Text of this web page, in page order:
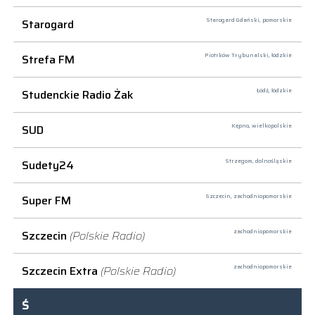
Starogard Starogard Gdański, pomorskie
Strefa FM Piotrków Trybunalski, łódzkie
Studenckie Radio Żak Łódź, łódzkie
SUD Kępno, wielkopolskie
Sudety24 Strzegom, dolnośląskie
Super FM Szczecin, zachodniopomorskie
Szczecin (Polskie Radio) zachodniopomorskie
Szczecin Extra (Polskie Radio) zachodniopomorskie
Ś